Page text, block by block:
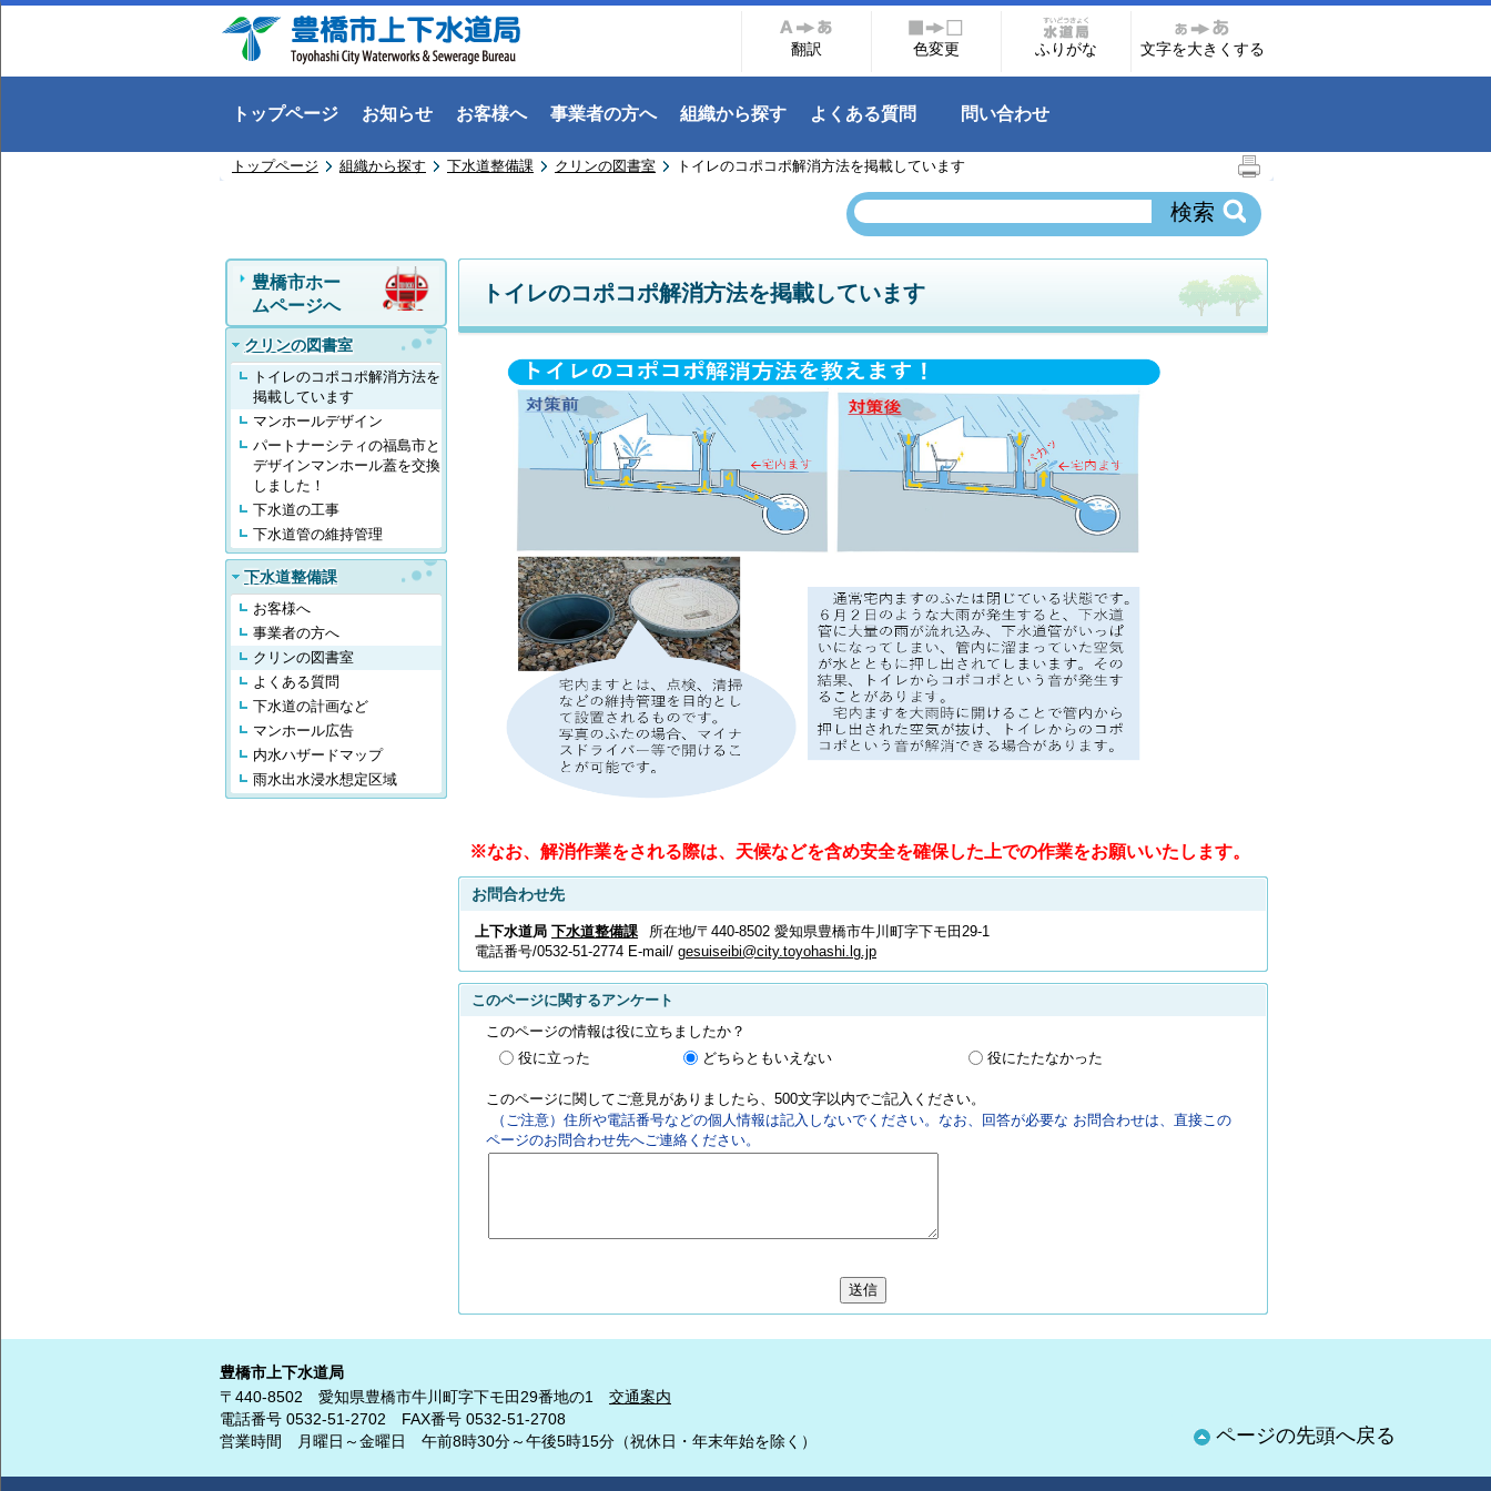
翻訳 色変更 ふりがな 文字を大きくする
トップページ お知らせ お客様へ 事業者の方へ 組織から探す よくある質問 問い合わせ
トップページ 組織から探す 下水道整備課 クリンの図書室 トイレのコポコポ解消方法を掲載しています
豊橋市ホー
ムページへ
クリンの図書室
トイレのコポコポ解消方法を
掲載しています
マンホールデザイン
パートナーシティの福島市と
デザインマンホール蓋を交換
しました！
下水道の工事
下水道管の維持管理
下水道整備課
お客様へ
事業者の方へ
クリンの図書室
よくある質問
下水道の計画など
マンホール広告
内水ハザードマップ
雨水出水浸水想定区域
トイレのコポコポ解消方法を掲載しています
※なお、解消作業をされる際は、天候などを含め安全を確保した上での作業をお願いいたします。
お問合わせ先
上下水道局 下水道整備課
所在地/〒440-8502 愛知県豊橋市牛川町字下モ田29-1
電話番号/0532-51-2774 E-mail/ gesuiseibi@city.toyohashi.lg.jp
このページに関するアンケート
このページの情報は役に立ちましたか？
役に立った
どちらともいえない 役にたたなかった
このページに関してご意見がありましたら、500文字以内でご記入ください。
（ご注意）住所や電話番号などの個人情報は記入しないでください。なお、回答が必要な お問合わせは、直接この
ページのお問合わせ先へご連絡ください。
ページの先頭へ戻る
豊橋市上下水道局
〒440-8502 愛知県豊橋市牛川町字下モ田29番地の1 交通案内
電話番号 0532-51-2702
FAX番号 0532-51-2708
営業時間 月曜日～金曜日 午前8時30分～午後5時15分 （祝休日・年末年始を除く）